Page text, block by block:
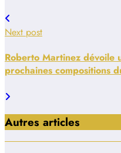
Next post
Roberto Martinez dévoile
prochaines compositions
Autres articles